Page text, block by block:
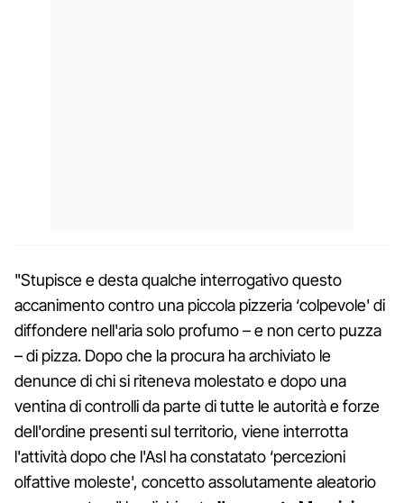
"Stupisce e desta qualche interrogativo questo
accanimento contro una piccola pizzeria ‘colpevole' di
diffondere nell'aria solo profumo – e non certo puzza
– di pizza. Dopo che la procura ha archiviato le
denunce di chi si riteneva molestato e dopo una
ventina di controlli da parte di tutte le autorità e forze
dell'ordine presenti sul territorio, viene interrotta
l'attività dopo che l'Asl ha constatato ‘percezioni
olfattive moleste', concetto assolutamente aleatorio